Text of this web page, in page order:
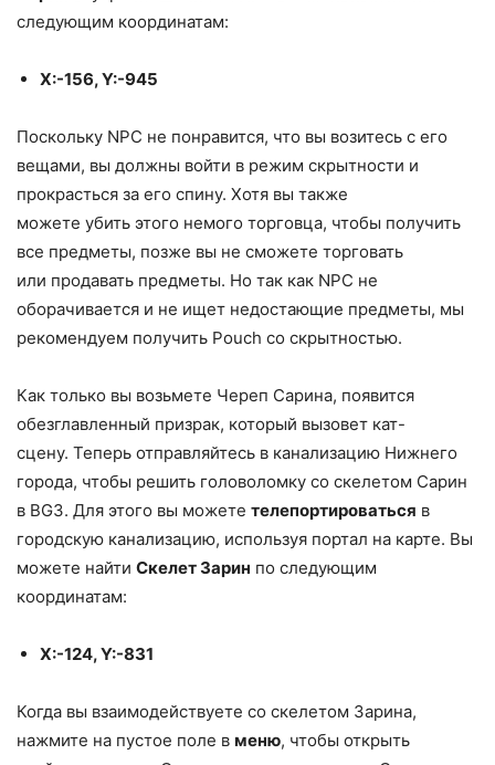
следующим координатам:
X:-156, Y:-945
Поскольку NPC не понравится, что вы возитесь с его
вещами, вы должны войти в режим скрытности и
прокрасться за его спину. Хотя вы также
можете убить этого немого торговца, чтобы получить
все предметы, позже вы не сможете торговать
или продавать предметы. Но так как NPC не
оборачивается и не ищет недостающие предметы, мы
рекомендуем получить Pouch со скрытностью.
Как только вы возьмете Череп Сарина, появится
обезглавленный призрак, который вызовет кат-
сцену. Теперь отправляйтесь в канализацию Нижнего
города, чтобы решить головоломку со скелетом Сарин
в BG3. Для этого вы можете телепортироваться в
городскую канализацию, используя портал на карте. Вы
можете найти Скелет Зарин по следующим
координатам:
X:-124, Y:-831
Когда вы взаимодействуете со скелетом Зарина,
нажмите на пустое поле в меню, чтобы открыть